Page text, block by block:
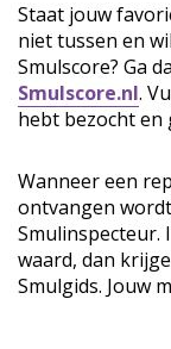
Staat jouw
niet tussen en
Smulscore? Ga
Smulscore.nl.
hebt bezocht en
Wanneer een
ontvangen
Smulinspecteur.
waard, dan
Smulgids. Jouw